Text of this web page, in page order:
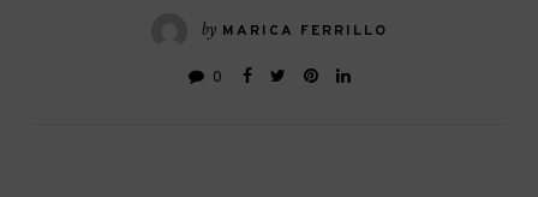
by MARICA FERRILLO
0